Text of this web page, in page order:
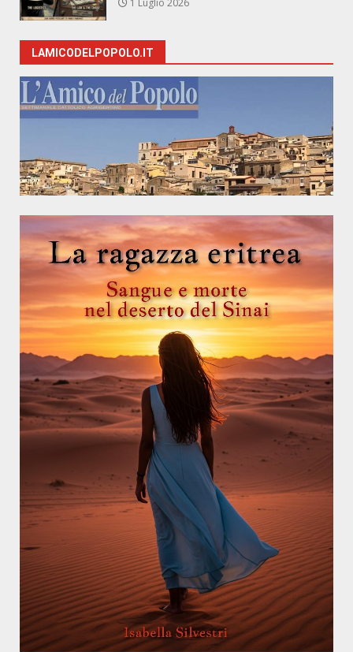
1 Luglio 2026
LAMICODELPOPOLO.IT